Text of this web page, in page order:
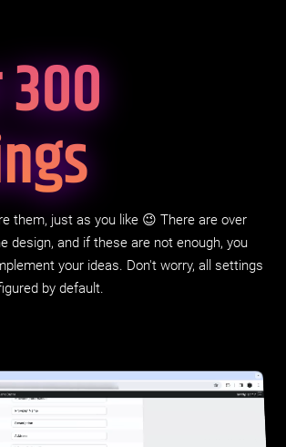
them, just as you like 😉 There are over
design, and if these are not enough, you
your ideas. Don't worry, all settings
by default.